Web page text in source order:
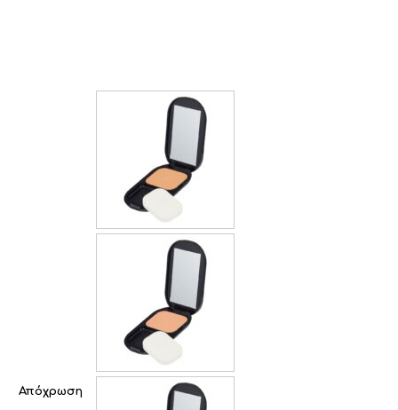
Απόχρωση